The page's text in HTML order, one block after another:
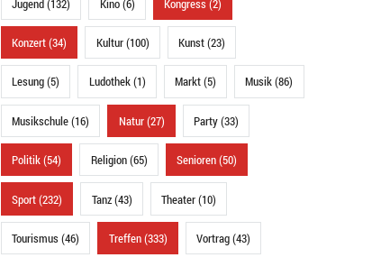
Jugend (132) Kino (6) Kongress (2)
Konzert (34) Kultur (100) Kunst (23)
Lesung (5) Ludothek (1) Markt (5) Musik (86)
Musikschule (16) Natur (27) Party (33)
Politik (54) Religion (65) Senioren (50)
Sport (232) Tanz (43) Theater (10)
Tourismus (46) Treffen (333) Vortrag (43)